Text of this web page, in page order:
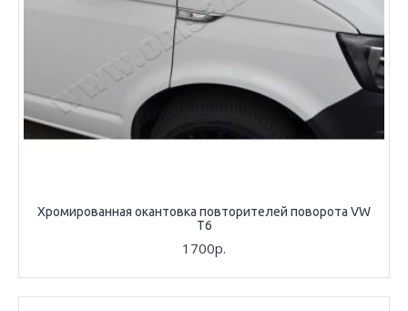
Хромированная окантовка повторителей поворота VW
T6
1700р.